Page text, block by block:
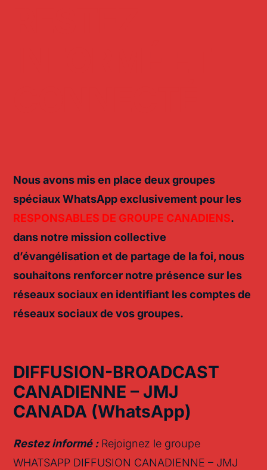
Nous avons mis en place deux groupes
spéciaux WhatsApp exclusivement pour les
RESPONSABLES DE GROUPE CANADIENS.
dans notre mission collective
d’évangélisation et de partage de lafoi, nous
souhaitons renforcer notre présence sur les
réseaux sociaux en identifiant lescomptesde
réseaux sociauxdevos groupes.
DIFFUSION-BROADCAST
CANADIENNE – JMJ
CANADA (WhatsApp)
Restez informé :Rejoignez le groupe
WHATSAPP DIFFUSION CANADIENNE – JMJ